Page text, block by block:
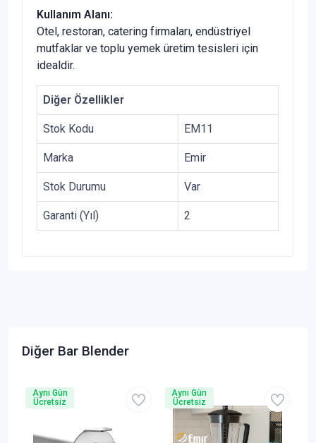
Kullanım Alanı:
Otel, restoran, catering firmaları, endüstriyel
mutfaklar ve toplu yemek üretim tesisleri için
idealdir.
Diğer Özellikler
Stok Kodu EM11
Marka Emir
Stok Durumu Var
Garanti (Yıl) 2
Diğer Bar Blender
Aynı Gün
Ücretsiz
Aynı Gün
Ücretsiz